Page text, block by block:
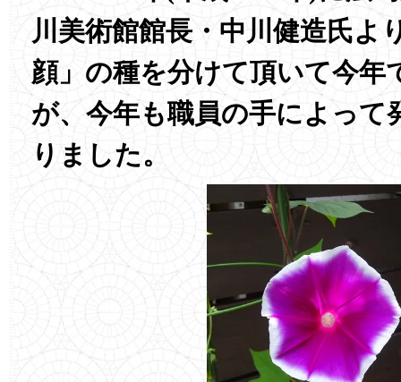
川美術館館長・中川健造氏よ
顔」の種を分けて頂いて今年
が、今年も職員の手によって
りました。